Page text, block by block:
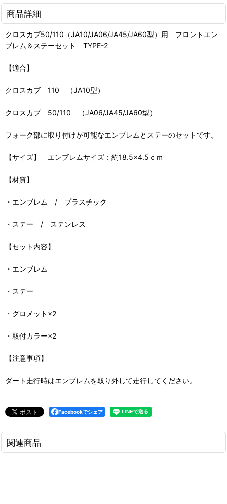
商品詳細
クロスカブ50/110（JA10/JA06/JA45/JA60型）用 フロントエン
ブレム＆ステーセット TYPE-2
【適合】
クロスカブ 110 （JA10型）
クロスカブ 50/110 （JA06/JA45/JA60型）
フォーク部に取り付けが可能なエンブレムとステーのセットです。
【サイズ】 エンブレムサイズ：約18.5×4.5ｃｍ
【材質】
・エンブレム / プラスチック
・ステー / ステンレス
【セット内容】
・エンブレム
・ステー
・グロメット×2
・取付カラー×2
【注意事項】
ダート走行時はエンブレムを取り外して走行してください。
Facebookでシェア
関連商品